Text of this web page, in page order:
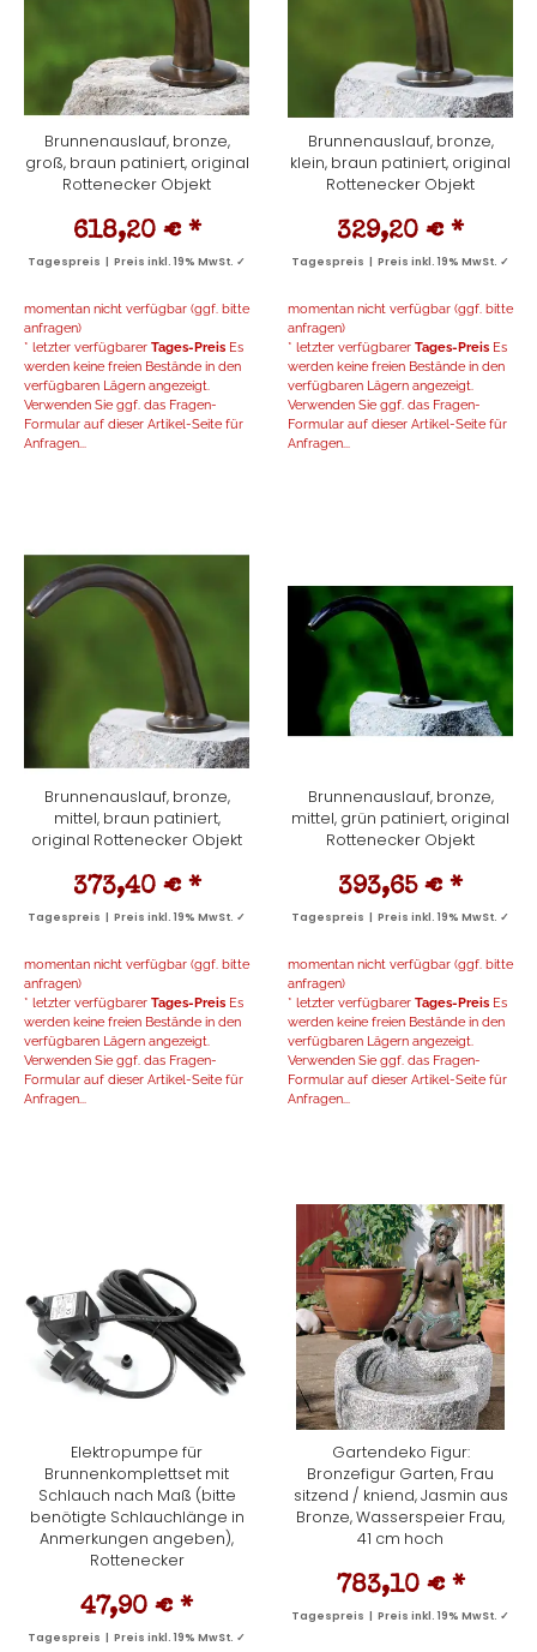
Brunnenauslauf, bronze,
groß, braun patiniert, original
Rottenecker Objekt
618,20 € *
Tagespreis | Preis inkl. 19% MwSt. ✓
momentan nicht verfügbar (ggf. bitte
anfragen)
* letzter verfügbarer Tages-Preis Es
werden keine freien Bestände in den
verfügbaren Lägern angezeigt.
Verwenden Sie ggf. das Fragen-
Formular auf dieser Artikel-Seite für
Anfragen...
Brunnenauslauf, bronze,
klein, braun patiniert, original
Rottenecker Objekt
329,20 € *
Tagespreis | Preis inkl. 19% MwSt. ✓
momentan nicht verfügbar (ggf. bitte
anfragen)
* letzter verfügbarer Tages-Preis Es
werden keine freien Bestände in den
verfügbaren Lägern angezeigt.
Verwenden Sie ggf. das Fragen-
Formular auf dieser Artikel-Seite für
Anfragen...
Brunnenauslauf, bronze,
mittel, braun patiniert,
original Rottenecker Objekt
373,40 € *
Tagespreis | Preis inkl. 19% MwSt. ✓
momentan nicht verfügbar (ggf. bitte
anfragen)
* letzter verfügbarer Tages-Preis Es
werden keine freien Bestände in den
verfügbaren Lägern angezeigt.
Verwenden Sie ggf. das Fragen-
Formular auf dieser Artikel-Seite für
Anfragen...
Brunnenauslauf, bronze,
mittel, grün patiniert, original
Rottenecker Objekt
393,65 € *
Tagespreis | Preis inkl. 19% MwSt. ✓
momentan nicht verfügbar (ggf. bitte
anfragen)
* letzter verfügbarer Tages-Preis Es
werden keine freien Bestände in den
verfügbaren Lägern angezeigt.
Verwenden Sie ggf. das Fragen-
Formular auf dieser Artikel-Seite für
Anfragen...
Elektropumpe für
Brunnenkomplettset mit
Schlauch nach Maß (bitte
benötigte Schlauchlänge in
Anmerkungen angeben),
Rottenecker
47,90 € *
Tagespreis | Preis inkl. 19% MwSt. ✓
Gartendeko Figur:
Bronzefigur Garten, Frau
sitzend / kniend, Jasmin aus
Bronze, Wasserspeier Frau,
41 cm hoch
783,10 € *
Tagespreis | Preis inkl. 19% MwSt. ✓